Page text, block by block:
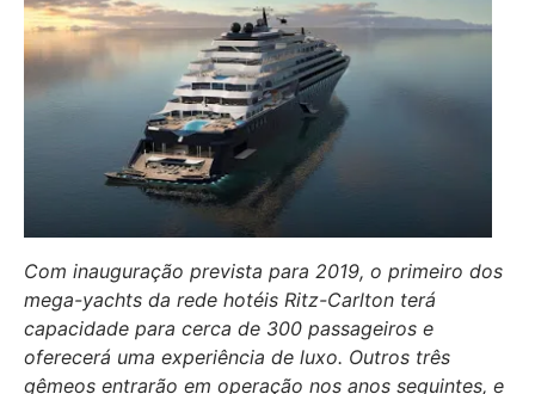
Com inauguração prevista para 2019, o primeiro dos
mega-yachts da rede hotéis Ritz-Carlton terá
capacidade para cerca de 300 passageiros e
oferecerá uma experiência de luxo. Outros três
gêmeos entrarão em operação nos anos seguintes, e